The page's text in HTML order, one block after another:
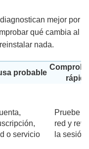
mejor por
qué cambia al
nada.
probable
rápida
o servicio
Pruebe
red y
la sesión